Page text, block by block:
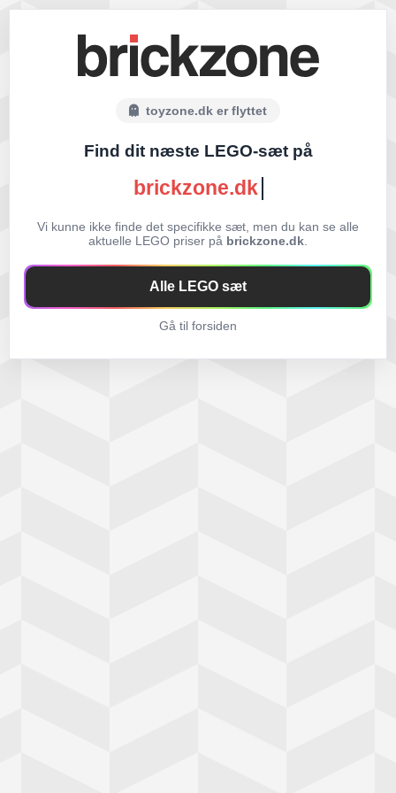
toyzone.dk er flyttet
Find dit næste LEGO-sæt på
brickzone.dk
Vi kunne ikke finde det specifikke sæt, men du kan se alle
aktuelle LEGO priser på brickzone.dk
Alle LEGO sæt
Gå til forsiden